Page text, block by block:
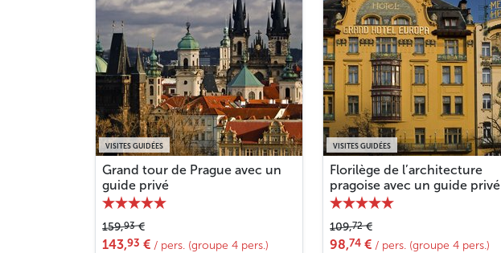
VISITES GUIDÉES
Grand tour de Prague avec un
guide privé
159,93€
143,93 € / pers. (groupe 4 pers.)
VISITES GUIDÉES
Florilège de l’architecture
pragoise avec un guide privé
109,72€
98,74 € / pers. (groupe 4 pers.)